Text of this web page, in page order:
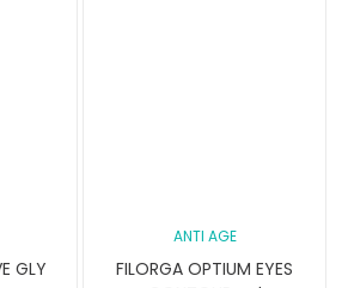
GLY
ANTI AGE
FILORGA OPTIUM EYES